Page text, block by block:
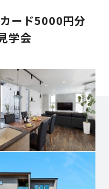
日／年末年始
る
ード5000円分
学会